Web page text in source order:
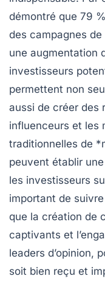
démontré que 79
des campagnes
une augmentation
investisseurs
permettent non
aussi de créer des
influenceurs et les
traditionnelles de
peuvent établir
les investisseurs
important de
que la création de
captivants et
leaders d’opinion,
soit bien reçu et